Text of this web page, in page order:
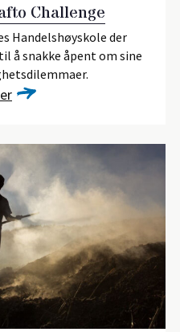
Challenge
Handelshøyskole der
å snakke åpent om sine